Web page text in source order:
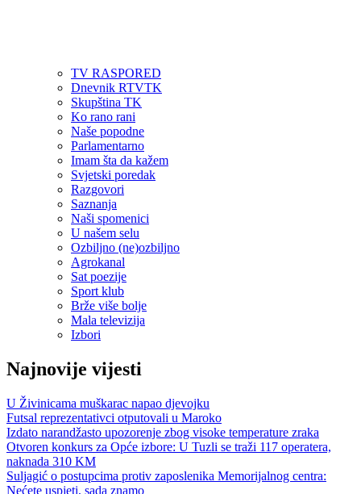
TV RASPORED
Dnevnik RTVTK
Skupština TK
Ko rano rani
Naše popodne
Parlamentarno
Imam šta da kažem
Svjetski poredak
Razgovori
Saznanja
Naši spomenici
U našem selu
Ozbiljno (ne)ozbiljno
Agrokanal
Sat poezije
Sport klub
Brže više bolje
Mala televizija
Izbori
Najnovije vijesti
U Živinicama muškarac napao djevojku
Futsal reprezentativci otputovali u Maroko
Izdato narandžasto upozorenje zbog visoke temperature zraka
Otvoren konkurs za Opće izbore: U Tuzli se traži 117 operatera,
naknada 310 KM
Suljagić o postupcima protiv zaposlenika Memorijalnog centra:
Nećete uspjeti, sada znamo